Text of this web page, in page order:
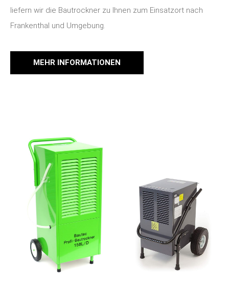
liefern wir die Bautrockner zu Ihnen zum Einsatzort nach
Frankenthal und Umgebung.
MEHR INFORMATIONEN